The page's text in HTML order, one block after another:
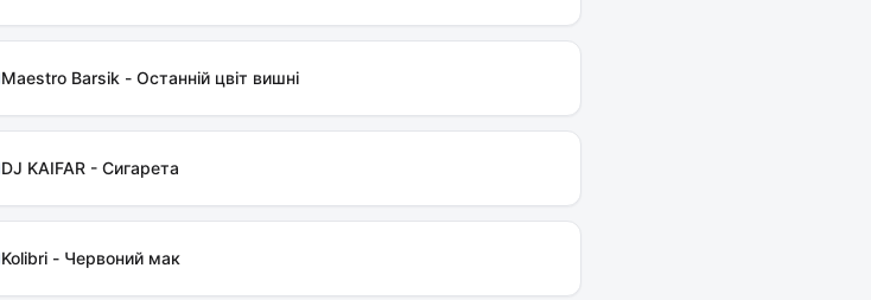
Maestro Barsik - Останній цвіт вишні
DJ KAIFAR - Сигарета
Kolibri - Червоний мак